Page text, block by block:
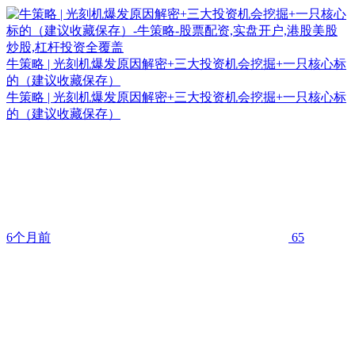
牛策略 | 光刻机爆发原因解密+三大投资机会挖掘+一只核心标
的（建议收藏保存）
牛策略 | 光刻机爆发原因解密+三大投资机会挖掘+一只核心标
的（建议收藏保存）
6个月前 65